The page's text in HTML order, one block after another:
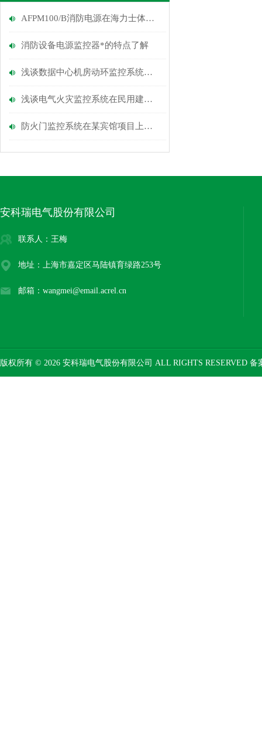
AFPM100/B消防电源在海力士体验馆装修项目的应用
消防设备电源监控器*的特点了解
浅谈数据中心机房动环监控系统可视化设计与研究
浅谈电气火灾监控系统在民用建筑中的应用
防火门监控系统在某宾馆项目上的应用
安科瑞电气股份有限公司
联系人：王梅
地址：上海市嘉定区马陆镇育绿路253号
邮箱：wangmei@email.acrel.cn
版权所有 © 2026 安科瑞电气股份有限公司 ALL RIGHTS RESERVED 备